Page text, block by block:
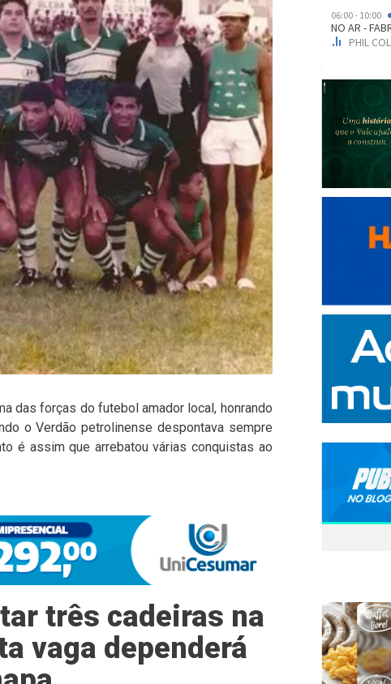
das forças do futebol amador local, honrando
o Verdão petrolinense despontava sempre
é assim que arrebatou várias conquistas ao
três cadeiras na
vaga dependerá